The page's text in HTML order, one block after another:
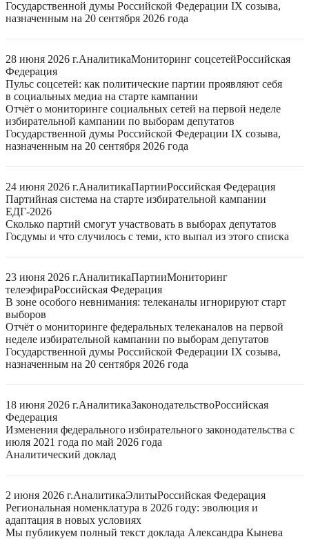
Государственной думы Российской Федерации IX созыва,
назначенным на 20 сентября 2026 года
28 июня 2026 г.АналитикаМониторинг соцсетейРоссийская
Федерация
Пульс соцсетей: как политические партии проявляют себя
в социальных медиа на старте кампании
Отчёт о мониторинге социальных сетей на первой неделе
избирательной кампании по выборам депутатов
Государственной думы Российской Федерации IX созыва,
назначенным на 20 сентября 2026 года
24 июня 2026 г.АналитикаПартииРоссийская Федерация
Партийная система на старте избирательной кампании
ЕДГ-2026
Сколько партий смогут участвовать в выборах депутатов
Госдумы и что случилось с теми, кто выпал из этого списка
23 июня 2026 г.АналитикаПартииМониторинг
телеэфираРоссийская Федерация
В зоне особого невнимания: телеканалы игнорируют старт
выборов
Отчёт о мониторинге федеральных телеканалов на первой
неделе избирательной кампании по выборам депутатов
Государственной думы Российской Федерации IX созыва,
назначенным на 20 сентября 2026 года
18 июня 2026 г.АналитикаЗаконодательствоРоссийская
Федерация
Изменения федерального избирательного законодательства с
июля 2021 года по май 2026 года
Аналитический доклад
2 июня 2026 г.АналитикаЭлитыРоссийская Федерация
Региональная номенклатура в 2026 году: эволюция и
адаптация в новых условиях
Мы публикуем полный текст доклада Александра Кынева